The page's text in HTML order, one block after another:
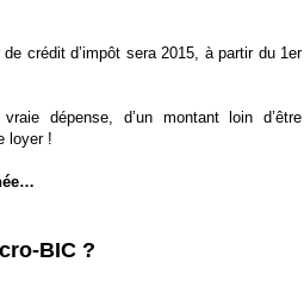
crédit d’impôt sera 2015, à partir du 1er
dépense, d’un montant loin d’être
loyer !
BIC ?